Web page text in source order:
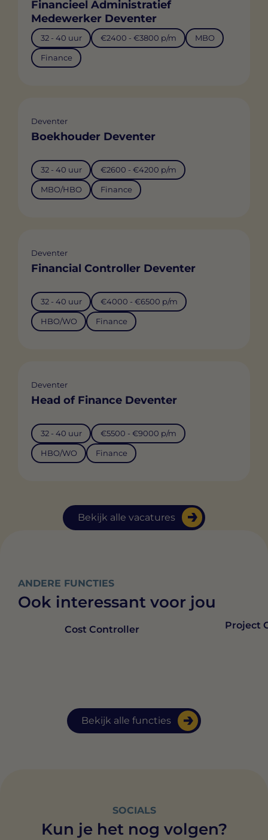
Bekijk alle vacatures
Financieel Administratief
Medewerker Deventer
32 - 40 uur €2400 - €3800 p/m MBO
Finance
Deventer
Boekhouder Deventer
32 - 40 uur €2600 - €4200 p/m
MBO/HBO Finance
Deventer
Financial Controller Deventer
32 - 40 uur €4000 - €6500 p/m
HBO/WO Finance
Deventer
Head of Finance Deventer
32 - 40 uur €5500 - €9000 p/m
HBO/WO Finance
ANDERE FUNCTIES
Ook interessant voor jou
Bekijk alle functies
Cost Controller Project
SOCIALS
Kun je het nog volgen?